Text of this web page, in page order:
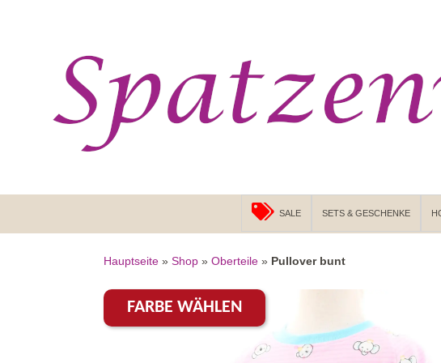
SALE
SETS & GESCHENKE
Hauptseite» Shop» Oberteile» Pullover bunt
FARBE WÄHLEN